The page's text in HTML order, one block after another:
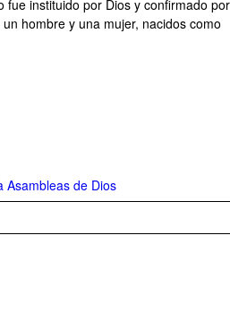
fue instituido por Dios y confirmado por
hombre y una mujer, nacidos como
Asambleas de Dios